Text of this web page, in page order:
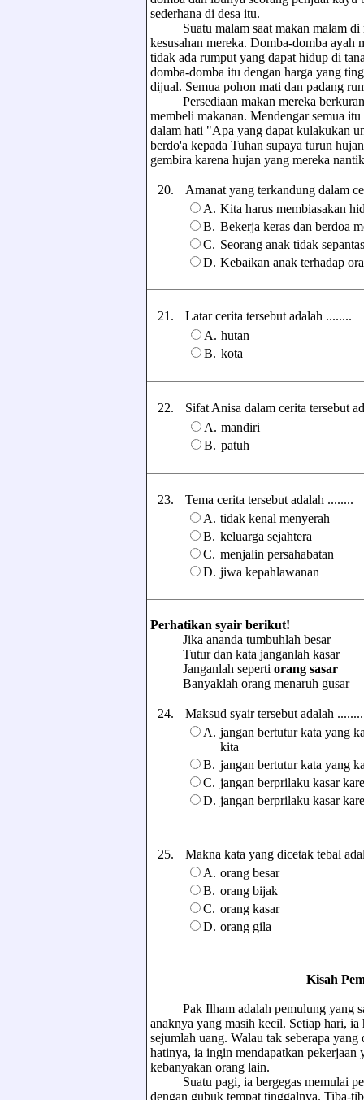
sederhana di desa itu.
Suatu malam saat makan malam di
kesusahan mereka. Domba-domba ayah
tidak ada rumput yang dapat hidup di
domba-domba itu dengan harga yang
dijual. Semua pohon mati dan padang
Persediaan makan mereka
membeli makanan. Mendengar semua
dalam hati "Apa yang dapat kulakukan
berdo'a kepada Tuhan supaya turun
gembira karena hujan yang mereka
20.
Amanat yang terkandung dalam
A. Kita harus membiasakan
B. Bekerja keras dan berdoa
C. Seorang anak tidak
D. Kebaikan anak terhadap
21.
Latar cerita tersebut adalah ........
A. hutan
B. kota
22.
Sifat Anisa dalam cerita tersebut
A. mandiri
B. patuh
23.
Tema cerita tersebut adalah ........
A. tidak kenal menyerah
B. keluarga sejahtera
C. menjalin persahabatan
D. jiwa kepahlawanan
Perhatikan syair berikut!
Jika ananda tumbuhlah besar
Tutur dan kata janganlah kasar
Janganlah seperti orang sasar
Banyaklah orang menaruh gusar
24.
Maksud syair tersebut adalah ........
A. jangan bertutur kata yang
kita
B. jangan bertutur kata yang
C. jangan berprilaku kasar
D. jangan berprilaku kasar
25.
Makna kata yang dicetak tebal
A. orang besar
B. orang bijak
C. orang kasar
D. orang gila
Kisah
Pak Ilham adalah pemulung yang
anaknya yang masih kecil. Setiap hari,
sejumlah uang. Walau tak seberapa
hatinya, ia ingin mendapatkan pekerjaan
kebanyakan orang lain.
Suatu pagi, ia bergegas memulai
dengan gubuk tempat tinggalnya. Tiba-